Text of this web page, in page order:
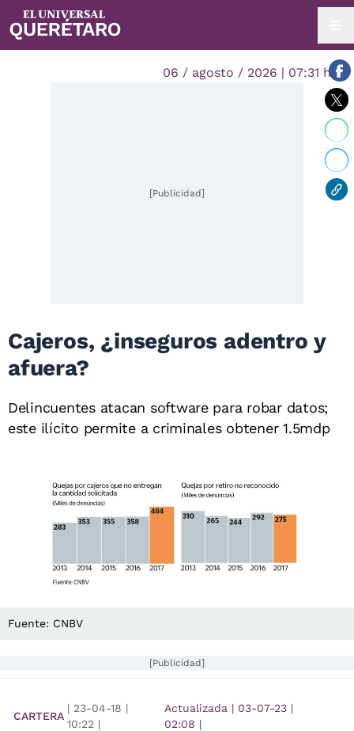
06 / agosto / 2026 | 07:31 hrs.
[Publicidad]
Cajeros, ¿inseguros adentro y
afuera?
Delincuentes atacan software para robar datos;
este ilícito permite a criminales obtener 1.5mdp
Fuente: CNBV
[Publicidad]
CARTERA
| 23-04-18 |
10:22 |
Actualizada | 03-07-23 |
02:08 |